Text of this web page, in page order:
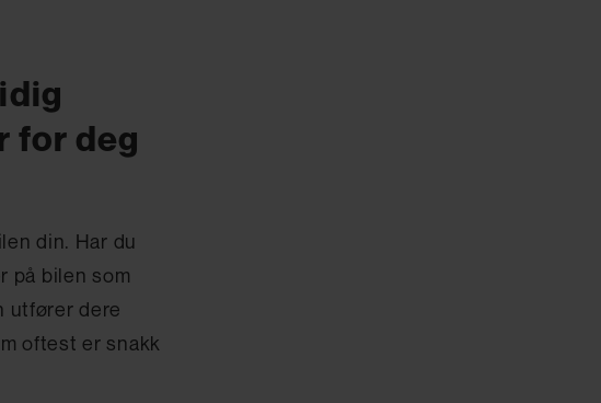
for deg
din. Har du
på bilen som
utfører dere
oftest er snakk